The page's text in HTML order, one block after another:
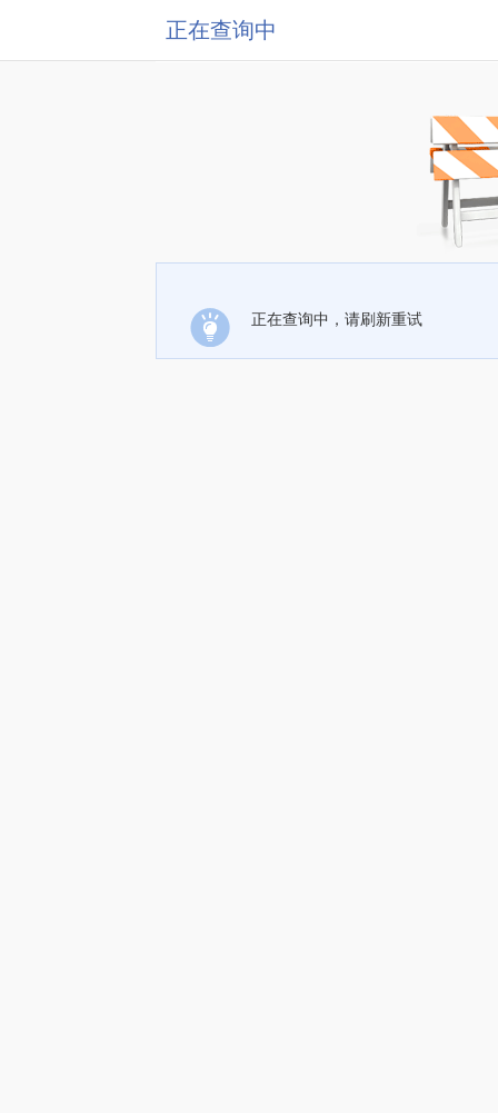
正在查询中
正在查询中，请刷新重试